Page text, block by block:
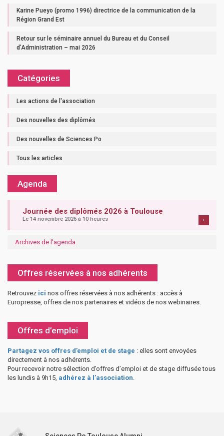
Karine Pueyo (promo 1996) directrice de la communication de la
Région Grand Est
Retour sur le séminaire annuel du Bureau et du Conseil
d’Administration – mai 2026
Catégories
Les actions de l'association
Des nouvelles des diplômés
Des nouvelles de Sciences Po
Tous les articles
Agenda
Journée des diplômés 2026 à Toulouse
Le 14 novembre 2026 à 10 heures +
Archives de l'agenda.
Offres réservées à nos adhérents
Retrouvez ici nos offres réservées à nos adhérents : accès à
Europresse, offres de nos partenaires et vidéos de nos webinaires.
Offres d’emploi
Partagez vos offres d’emploi et de stage : elles sont envoyées
directement à nos adhérents.
Pour recevoir notre sélection d’offres d’emploi et de stage diffusée tous
les lundis à 9h15, adhérez à l’association.